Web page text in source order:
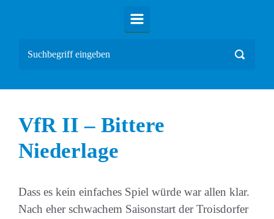
VfR II – Bittere
Niederlage
Dass es kein einfaches Spiel würde war allen klar.
Nach eher schwachem Saisonstart der Troisdorfer